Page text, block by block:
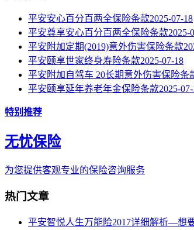
平安安心百分百两全保险条款2025-07-18
平安尊享安心百分百两全保险条款2025-
平安附加定期(2019)意外伤害保险条款
平安颐享世家终身寿险条款2025-07-18
平安附加自驾车 20长期意外伤害保险条
平安颐享延年养老年金保险条款2025-
特别推荐
无忧保险
为您提供客观专业的保险咨询服务
热门文章
平安智悦人生万能险2017详细解析—想